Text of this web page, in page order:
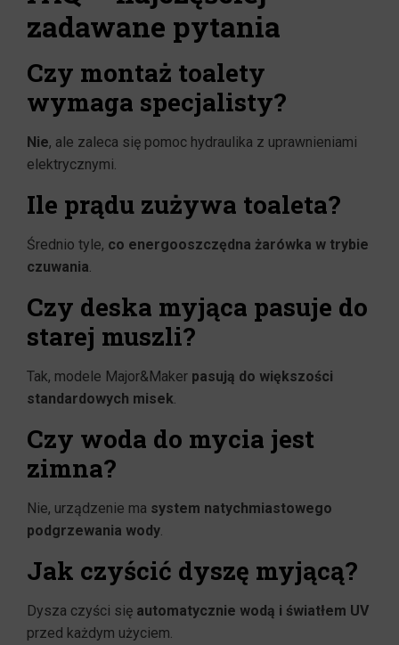
zadawane pytania
Czy montaż toalety
wymaga specjalisty?
Nie, ale zaleca się pomoc hydraulika z uprawnieniami
elektrycznymi.
Ile prądu zużywa toaleta?
Średnio tyle, co energooszczędna żarówka w trybie
czuwania
Czy deska myjąca pasuje do
starej muszli?
Tak, modele Major&Maker pasują do większości
standardowych misek
Czy woda do mycia jest
zimna?
Nie, urządzenie ma system natychmiastowego
podgrzewania wody
Jak czyścić dyszę myjącą?
Dysza czyści się automatycznie wodą i światłem UV
przed każdym użyciem.